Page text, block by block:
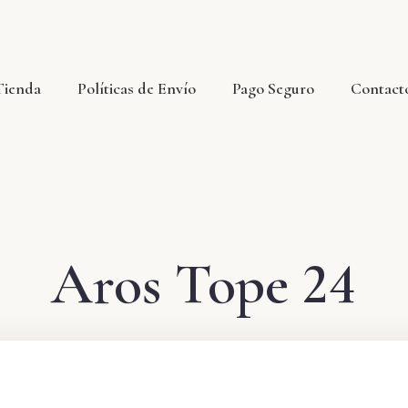
Políticas de Envío Pago Seguro
Aros Tope 24